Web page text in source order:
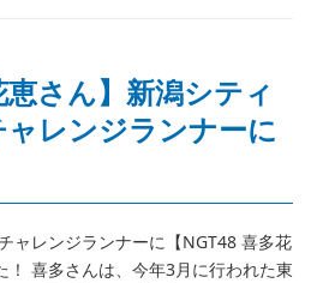
恵さん】新潟シティ
レンジランナーに
ャレンジランナーに【NGT48 喜多花
！ 喜多さんは、今年3月に行われた東